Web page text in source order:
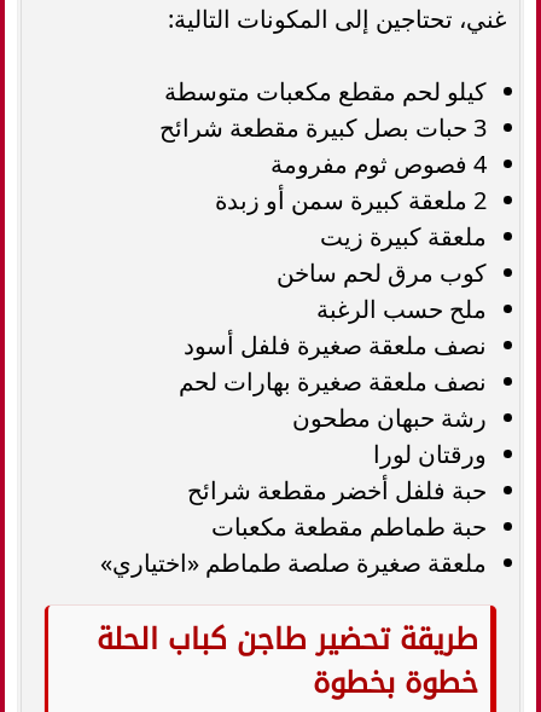
غني، تحتاجين إلى المكونات التالية:
كيلو لحم مقطع مكعبات متوسطة
3 حبات بصل كبيرة مقطعة شرائح
4 فصوص ثوم مفرومة
2 ملعقة كبيرة سمن أو زبدة
ملعقة كبيرة زيت
كوب مرق لحم ساخن
ملح حسب الرغبة
نصف ملعقة صغيرة فلفل أسود
نصف ملعقة صغيرة بهارات لحم
رشة حبهان مطحون
ورقتان لورا
حبة فلفل أخضر مقطعة شرائح
حبة طماطم مقطعة مكعبات
ملعقة صغيرة صلصة طماطم «اختياري»
طريقة تحضير طاجن كباب الحلة
خطوة بخطوة